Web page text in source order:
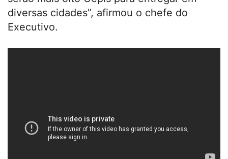
diversas cidades”, afirmou o chefe do
Executivo.